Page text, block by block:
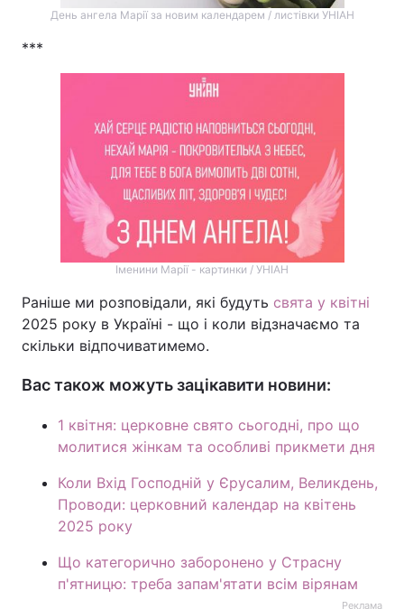
День ангела Марії за новим календарем / листівки УНІАН
***
Іменини Марії - картинки / УНІАН
Раніше ми розповідали, які будуть свята у квітні
2025 року в Україні - що і коли відзначаємо та
скільки відпочиватимемо.
Вас також можуть зацікавити новини:
1 квітня: церковне свято сьогодні, про що
молитися жінкам та особливі прикмети дня
Коли Вхід Господній у Єрусалим, Великдень,
Проводи: церковний календар на квітень
2025 року
Що категорично заборонено у Страсну
п'ятницю: треба запам'ятати всім вірянам
Реклама